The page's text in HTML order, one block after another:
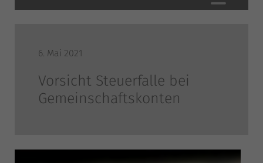
6. Mai 2021
Vorsicht Steuerfalle bei
Gemeinschaftskonten